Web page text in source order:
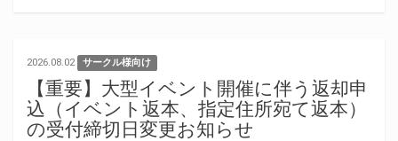
2026.08.02 サークル様向け
【重要】大型イベント開催に伴う返却申
込（イベント返本、指定住所宛て返本）
の受付締切日変更お知らせ